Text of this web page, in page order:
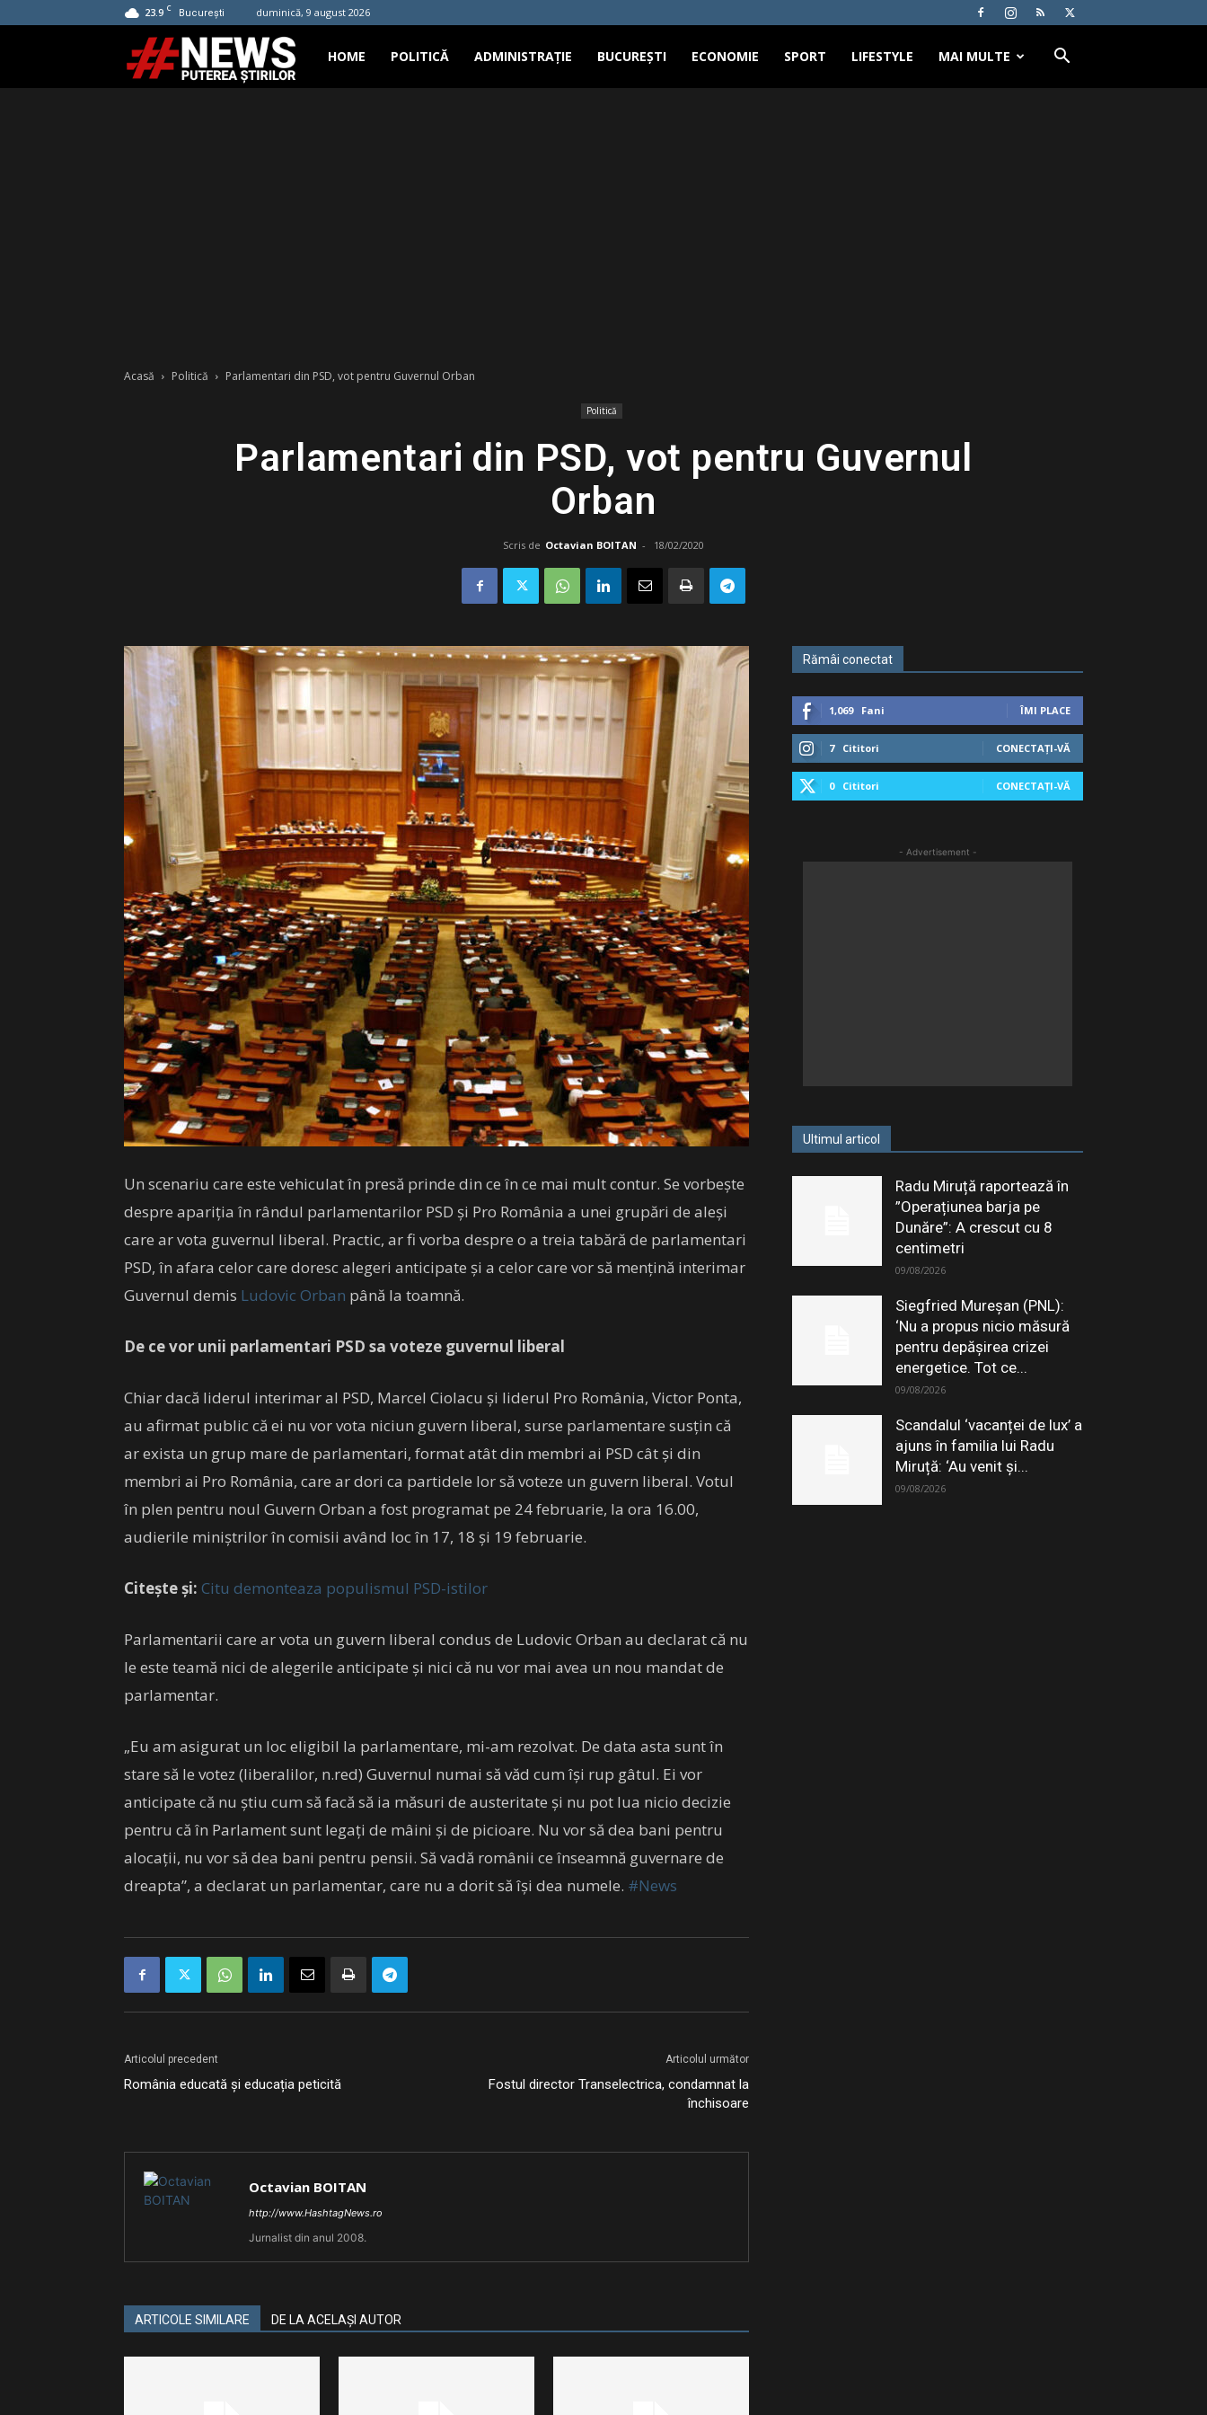
23.9 C București duminică, 9 august 2026
Hashtag
HOME POLITICĂ ADMINISTRAȚIE BUCUREȘTI ECONOMIE SPORT LIFESTYLE MAI MULTE
Acasă Politică Parlamentari din PSD, vot pentru Guvernul Orban
Politică
Parlamentari din PSD, vot pentru Guvernul
Orban
Scris de Octavian BOITAN - 18/02/2020
Un scenariu care este vehiculat în presă prinde din ce în ce mai mult contur. Se vorbește
despre apariția în rândul parlamentarilor PSD și Pro România a unei grupări de aleși
care ar vota guvernul liberal. Practic, ar fi vorba despre o a treia tabără de parlamentari
PSD, în afara celor care doresc alegeri anticipate și a celor care vor să mențină interimar
Guvernul demis Ludovic Orban până la toamnă.
De ce vor unii parlamentari PSD sa voteze guvernul liberal
Chiar dacă liderul interimar al PSD, Marcel Ciolacu și liderul Pro România, Victor Ponta,
au afirmat public că ei nu vor vota niciun guvern liberal, surse parlamentare susțin că
ar exista un grup mare de parlamentari, format atât din membri ai PSD cât și din
membri ai Pro România, care ar dori ca partidele lor să voteze un guvern liberal. Votul
în plen pentru noul Guvern Orban a fost programat pe 24 februarie, la ora 16.00,
audierile miniștrilor în comisii având loc în 17, 18 și 19 februarie.
Citește și: Citu demonteaza populismul PSD-istilor
Parlamentarii care ar vota un guvern liberal condus de Ludovic Orban au declarat că nu
le este teamă nici de alegerile anticipate și nici că nu vor mai avea un nou mandat de
parlamentar.
„Eu am asigurat un loc eligibil la parlamentare, mi-am rezolvat. De data asta sunt în
stare să le votez (liberalilor, n.red) Guvernul numai să văd cum își rup gâtul. Ei vor
anticipate că nu știu cum să facă să ia măsuri de austeritate și nu pot lua nicio decizie
pentru că în Parlament sunt legați de mâini și de picioare. Nu vor să dea bani pentru
alocații, nu vor să dea bani pentru pensii. Să vadă românii ce înseamnă guvernare de
dreapta”, a declarat un parlamentar, care nu a dorit să își dea numele. #News
Articolul precedent
România educată și educația peticită
Articolul următor
Fostul director Transelectrica, condamnat la
închisoare
Octavian BOITAN
http://www.HashtagNews.ro
Jurnalist din anul 2008.
ARTICOLE SIMILARE DE LA ACELAȘI AUTOR
Rămâi conectat
1,069 Fani ÎMI PLACE
7 Cititori CONECTAȚI-VĂ
0 Cititori CONECTAȚI-VĂ
- Advertisement -
Ultimul articol
Radu Miruță raportează în
”Operațiunea barja pe
Dunăre”: A crescut cu 8
centimetri
09/08/2026
Siegfried Mureșan (PNL):
‘Nu a propus nicio măsură
pentru depăşirea crizei
energetice. Tot ce...
09/08/2026
Scandalul ‘vacanței de lux’ a
ajuns în familia lui Radu
Miruță: ‘Au venit și...
09/08/2026